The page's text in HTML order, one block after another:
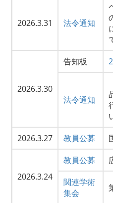
2026.3.31 法令通知
2026.3.30
告知板
法令通知
2026.3.27
教員公募
2026.3.24
教員公募
関連学術
集会